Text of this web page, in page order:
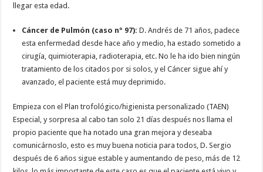
llegar esta edad.
Cáncer de Pulmón (caso nº 97): D. Andrés de 71 años, padece
esta enfermedad desde hace año y medio, ha estado sometido a
cirugía, quimioterapia, radioterapia, etc. No le ha ido bien ningún
tratamiento de los citados por si solos, y el Cáncer sigue ahí y
avanzado, el paciente está muy deprimido.
Empieza con el Plan trofológico/higienista personalizado (TAEN)
Especial, y sorpresa al cabo tan solo 21 días después nos llama el
propio paciente que ha notado una gran mejora y deseaba
comunicárnoslo, esto es muy buena noticia para todos, D. Sergio
después de 6 años sigue estable y aumentando de peso, más de 12